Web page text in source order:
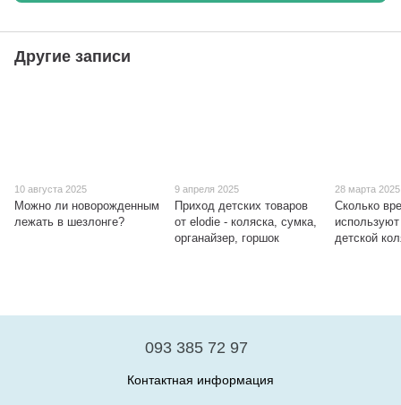
Другие записи
10 августа 2025
Можно ли новорожденным
лежать в шезлонге?
9 апреля 2025
Приход детских товаров
от elodie - коляска, сумка,
органайзер, горшок
28 марта 2025
Сколько
детской
093 385 72 97
Контактная информация